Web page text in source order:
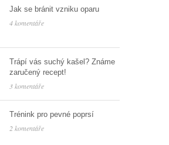
Jak se bránit vzniku oparu
4 komentáře
Trápí vás suchý kašel? Známe
zaručený recept!
3 komentáře
Trénink pro pevné poprsí
2 komentáře